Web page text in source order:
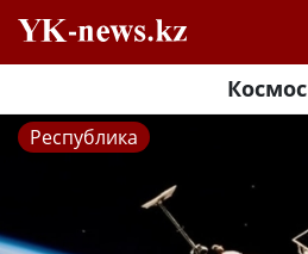
Космос
Республика